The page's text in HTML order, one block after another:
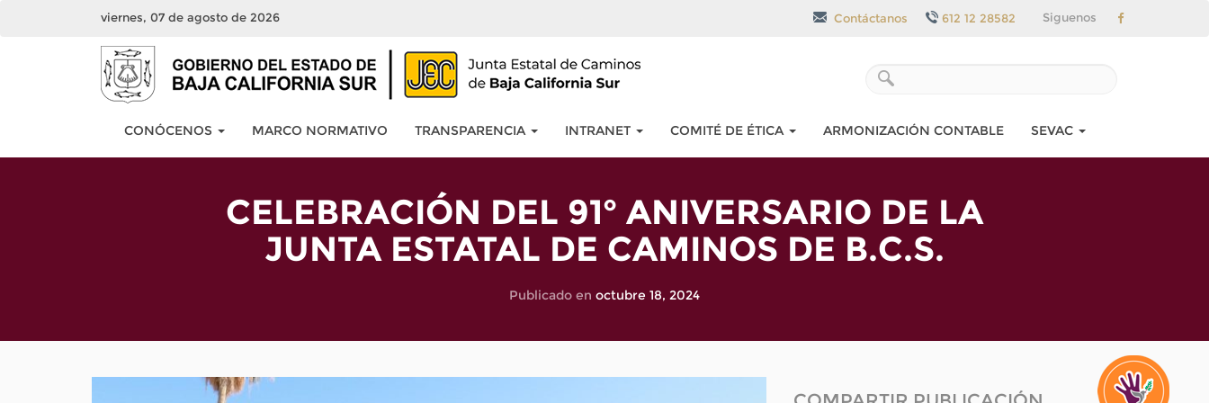
viernes, 07 de agosto de 2026 Siguenos
Contáctanos 612 12 28582
CONÓCENOS MARCO NORMATIVO TRANSPARENCIA INTRANET COMITÉ DE ÉTICA ARMONIZACIÓN CONTABLE SEVAC
CELEBRACIÓN DEL 91° ANIVERSARIO DE LA
JUNTA ESTATAL DE CAMINOS DE B.C.S.
Publicado en octubre 18, 2024